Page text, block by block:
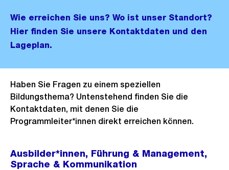
Wie erreichen Sie uns? Wo ist unser Standort?
Hier finden Sie unsere Kontaktdaten und den
Lageplan.
Haben Sie Fragen zu einem speziellen
Bildungsthema? Untenstehend finden Sie die
Kontaktdaten, mit denen Sie die
Programmleiter*innen direkt erreichen können.
Ausbilder*innen, Führung & Management,
Sprache & Kommunikation